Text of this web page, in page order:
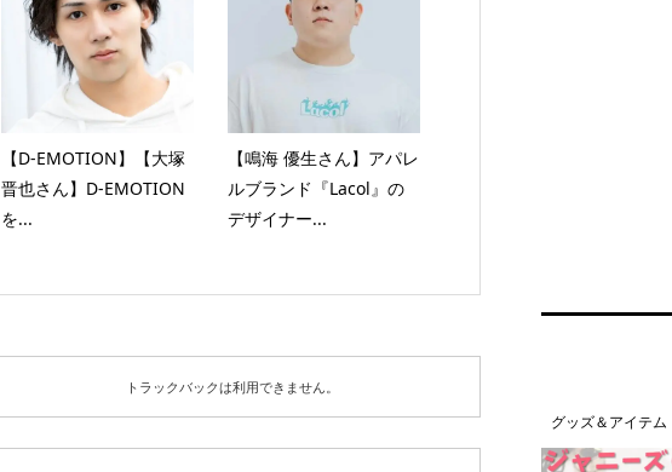
【D-EMOTION】【大塚
晋也さん】D-EMOTION
を...
【鳴海 優生さん】アパレ
ルブランド『Lacol』の
デザイナー...
トラックバックは利用できません。
グッズ＆アイテム